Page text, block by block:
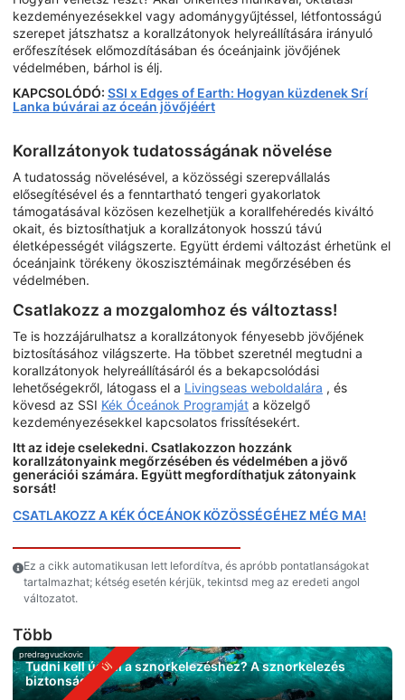
kezdeményezésekkel vagy adománygyűjtéssel, létfontosságú
szerepet játszhatsz a korallzátonyok helyreállítására irányuló
erőfeszítések előmozdításában és óceánjaink jövőjének
védelmében, bárhol is élj.
KAPCSOLÓDÓ: SSI x Edges of Earth: Hogyan küzdenek Srí
Lanka búvárai az óceán jövőjéért
Korallzátonyok tudatosságának növelése
A tudatosság növelésével, a közösségi szerepvállalás
elősegítésével és a fenntartható tengeri gyakorlatok
támogatásával közösen kezelhetjük a korallfehéredés kiváltó
okait, és biztosíthatjuk a korallzátonyok hosszú távú
életképességét világszerte. Együtt érdemi változást érhetünk el
óceánjaink törékeny ökoszisztémáinak megőrzésében és
védelmében.
Csatlakozz a mozgalomhoz és változtass!
Te is hozzájárulhatsz a korallzátonyok fényesebb jövőjének
biztosításához világszerte. Ha többet szeretnél megtudni a
korallzátonyok helyreállításáról és a bekapcsolódási
lehetőségekről, látogass el a Livingseas weboldalára , és
kövesd az SSI Kék Óceánok Programját a közelgő
kezdeményezésekkel kapcsolatos frissítésekért.
Itt az ideje cselekedni. Csatlakozzon hozzánk
korallzátonyaink megőrzésében és védelmében a jövő
generációi számára. Együtt megfordíthatjuk zátonyaink
sorsát!
CSATLAKOZZ A KÉK ÓCEÁNOK KÖZÖSSÉGÉHEZ MÉG MA!
Ez a cikk automatikusan lett lefordítva, és apróbb pontatlanságokat
tartalmazhat; kétség esetén kérjük, tekintsd meg az eredeti angol
változatot.
Több
predragvuckovic
Tudni kell úszni a sznorkelezéshez? A sznorkelezés
biztonsága